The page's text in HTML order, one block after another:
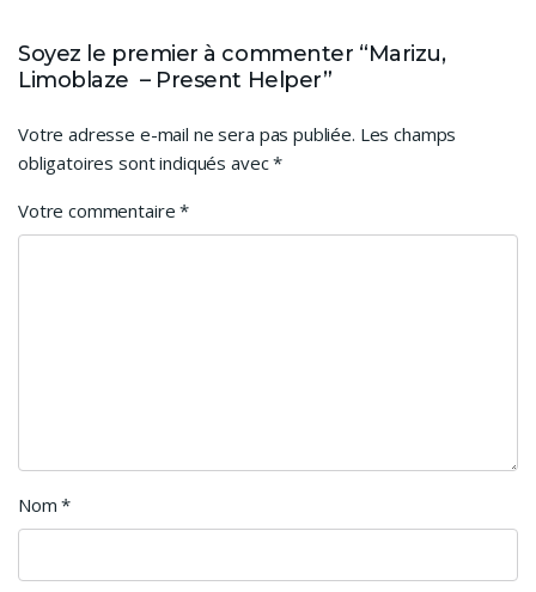
Soyez le premier à commenter “Marizu,
Limoblaze – Present Helper”
Votre adresse e-mail ne sera pas publiée. Les champs
obligatoires sont indiqués avec*
Votre commentaire*
Nom*